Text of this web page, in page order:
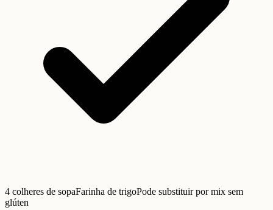
4 colheres de sopaFarinha de trigoPode substituir por mix sem
glúten